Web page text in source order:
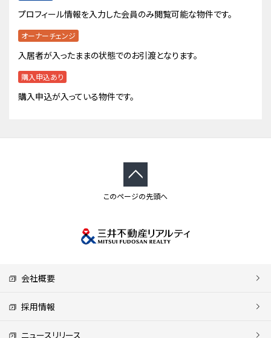
プロフィール情報を入力した会員のみ閲覧可能な物件です。
オーナーチェンジ
入居者が入ったままの状態でのお引渡となります。
購入申込あり
購入申込が入っている物件です。
このページの先頭へ
会社概要
採用情報
ニュースリリース